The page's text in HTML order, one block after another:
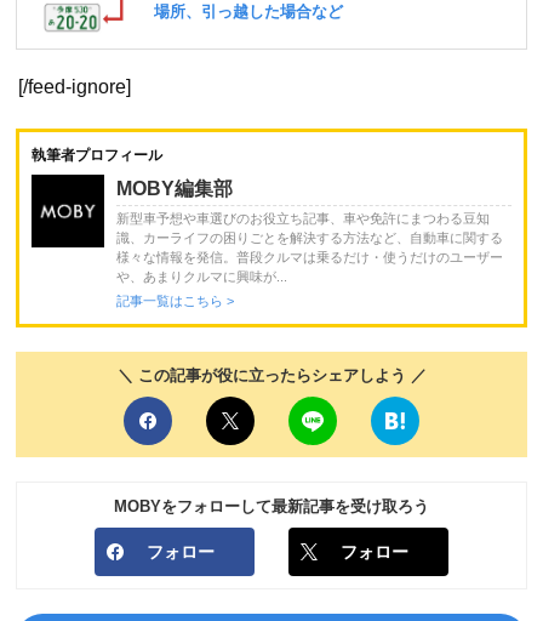
[/feed-ignore]
執筆者プロフィール
MOBY編集部
新型車予想や車選びのお役立ち記事、車や免許にまつわる豆知
識、カーライフの困りごとを解決する方法など、自動車に関する
様々な情報を発信。普段クルマは乗るだけ・使うだけのユーザー
や、あまりクルマに興味が...
記事一覧はこちら >
＼ この記事が役に立ったらシェアしよう ／
MOBYをフォローして最新記事を受け取ろう
フォロー フォロー